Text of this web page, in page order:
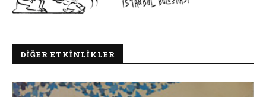
DIĞER ETKINLIKLER